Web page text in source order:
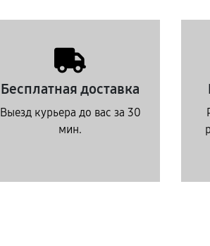
Бесплатная доставка
Выезд курьера до вас за 30
мин.